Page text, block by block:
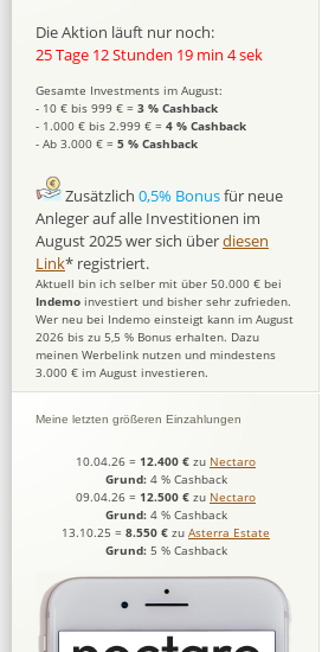
Die Aktion läuft nur noch:
25 Tage 12 Stunden 19 min 3 sek
Gesamte Investments im August:
- 10 € bis 999 € = 3 % Cashback
- 1.000 € bis 2.999 € = 4 % Cashback
- Ab 3.000 € = 5 % Cashback
Zusätzlich 0,5% Bonusfür neue
Anleger auf alle Investitionen im
August 2025 wer sich überdiesen
Link* registriert.
Aktuell bin ich selber mit über 50.000 € bei
Indemo investiert und bisher sehr zufrieden.
Wer neu bei Indemo einsteigt kann im August
2026 bis zu 5,5 % Bonus erhalten. Dazu
meinen Werbelink nutzen und mindestens
3.000 € im August investieren.
Meine letzten größeren Einzahlungen
10.04.26 = 12.400 € zu Nectaro
Grund: 4 % Cashback
09.04.26 = 12.500 € zu Nectaro
Grund: 4 % Cashback
13.10.25 = 8.550 € zu Asterra Estate
Grund: 5 % Cashback